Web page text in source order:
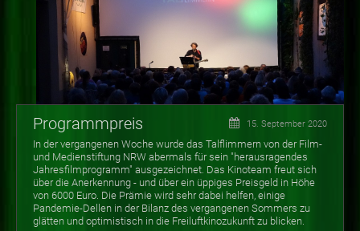
Programmpreis 15. September 2020
In der vergangenen Woche wurde das Talflimmern von der Film-
und Medienstiftung NRW abermals für sein "herausragendes
Jahresfilmprogramm" ausgezeichnet. Das Kinoteam freut sich
über die Anerkennung - und über ein üppiges Preisgeld in Höhe
von 6000 Euro. Die Prämie wird sehr dabei helfen, einige
Pandemie-Dellen in der Bilanz des vergangenen Sommers zu
glätten und optimistisch in die Freiluftkinozukunft zu blicken.